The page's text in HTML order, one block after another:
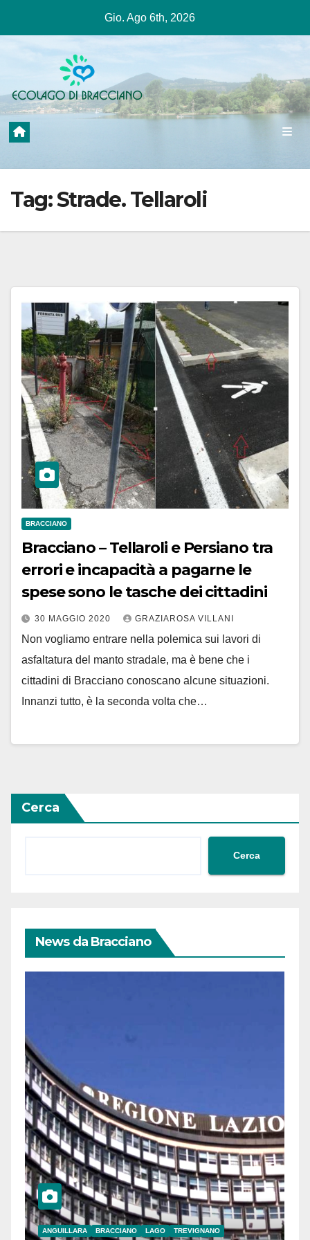
contenuto
Gio. Ago 6th, 2026
Tag:Strade. Tellaroli
BRACCIANO
Bracciano – Tellaroli e Persiano tra
errori e incapacità a pagarne le
spese sono le tasche dei cittadini
30 MAGGIO 2020 GRAZIAROSA VILLANI
Non vogliamo entrare nella polemica sui lavori di
asfaltatura del manto stradale, ma è bene che i
cittadini di Bracciano conoscano alcune situazioni.
Innanzi tutto, è la seconda volta che…
Cerca
Cerca
News da Bracciano
ANGUILLARA BRACCIANO LAGO TREVIGNANO